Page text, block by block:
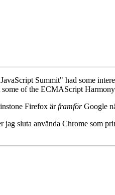
Summit" had some
of the ECMAScript Harmony
Firefox ärframförGoogle
sluta använda Chrome som